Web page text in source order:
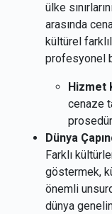
ülke
arasında
kültürel
profesyonel
Hizmet
cenaze
Dünya
Farklı
göstermek,
önemli
dünya